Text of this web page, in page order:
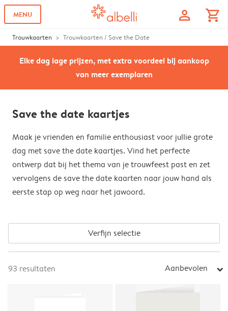
MENU profile shopping_cart
Trouwkaarten Trouwkaarten / Save the Date
Elke dag lage prijzen, met extra voordeel bij aankoop
van meer exemplaren
Save the date kaartjes
Maak je vrienden en familie enthousiast voor jullie grote
dag met save the date kaartjes. Vind het perfecte
ontwerp dat bij het thema van je trouwfeest past en zet
vervolgens de save the date kaarten naar jouw hand als
eerste stap op weg naar het jawoord.
Verfijn selectie
93 resultaten Aanbevolen arrow_right